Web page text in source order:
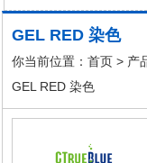
快速制胶试剂盒
Buffer缓冲液
细胞转染试剂
微生物
安全防护
样本处理
水质
理化分析设备
GEL RED 染色
你当前位置：首页 > 产
GEL RED 染色